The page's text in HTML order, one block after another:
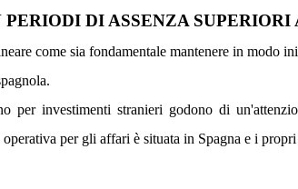
DI ASSENZA SUPERIORI
come sia fondamentale mantenere in modo
investimenti stranieri godono di
per gli affari è situata in Spagna e i